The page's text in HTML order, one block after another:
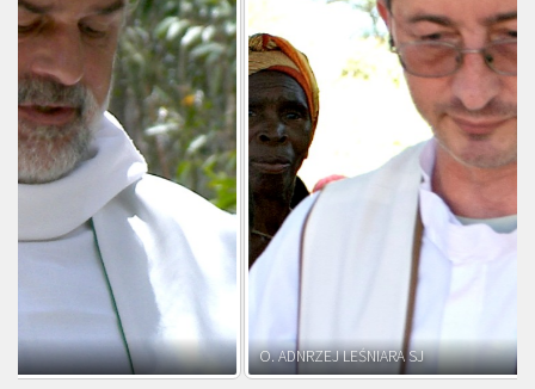
O. ADNRZEJ LEŚNIARA SJ